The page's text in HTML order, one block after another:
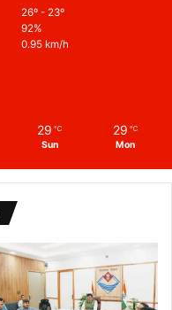
26º - 23º
92%
0.95 km/h
29 ℃
Sun
29 ℃
Mon